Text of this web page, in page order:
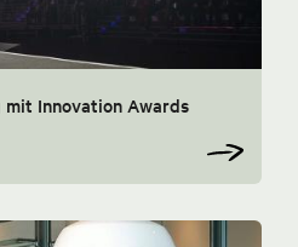
Innovation Awards